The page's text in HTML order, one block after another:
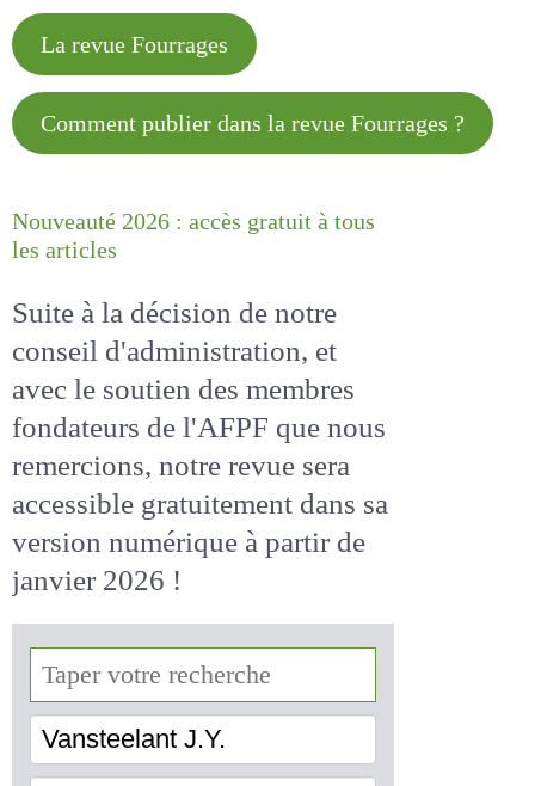
La revue Fourrages
Comment publier dans la revue
Nouveauté 2026 : accès gratuit à
Suite à la décision de notre
conseil d'administration, et
avec le soutien des membres
fondateurs de l'AFPF que nous
remercions, notre revue sera
accessiblegratuitementdans
sa version numérique
de janvier 2026 !
Vansteelant J.Y.